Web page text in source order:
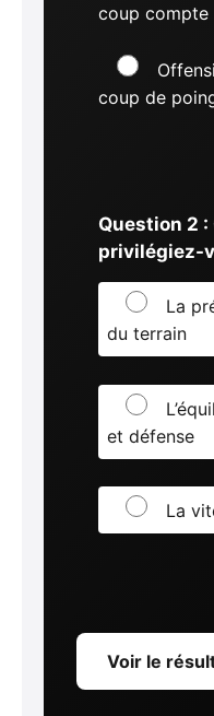
coup compte
coup de
Question 2
privilégiez-
La
du terrain
et défense
La
Voir le